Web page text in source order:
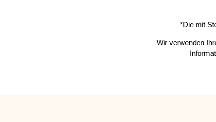
*Die mit
Wir verwenden